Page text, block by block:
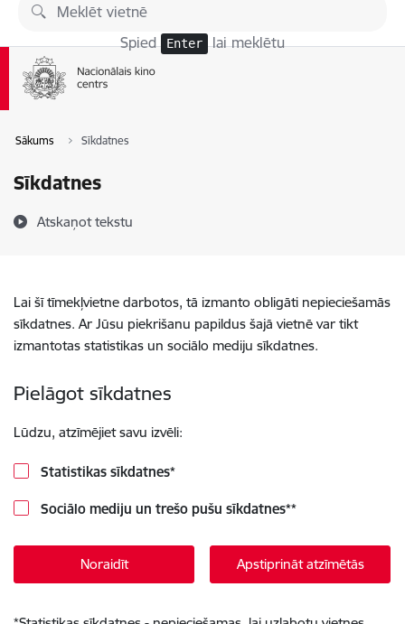
Pāriet uz lapas saturu
Spied Enter lai meklētu
Sākums Sīkdatnes
Sīkdatnes
Atskaņot tekstu
Lai šī tīmekļvietne darbotos, tā izmanto obligāti nepieciešamās
sīkdatnes. Ar Jūsu piekrišanu papildus šajā vietnē var tikt
izmantotas statistikas un sociālo mediju sīkdatnes.
Pielāgot sīkdatnes
Lūdzu, atzīmējiet savu izvēli:
Statistikas sīkdatnes*
Sociālo mediju un trešo pušu sīkdatnes**
Noraidīt Apstiprināt atzīmētās